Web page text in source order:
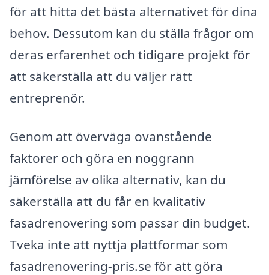
för att hitta det bästa alternativet för dina
behov. Dessutom kan du ställa frågor om
deras erfarenhet och tidigare projekt för
att säkerställa att du väljer rätt
entreprenör.
Genom att överväga ovanstående
faktorer och göra en noggrann
jämförelse av olika alternativ, kan du
säkerställa att du får en kvalitativ
fasadrenovering som passar din budget.
Tveka inte att nyttja plattformar som
fasadrenovering-pris.se för att göra